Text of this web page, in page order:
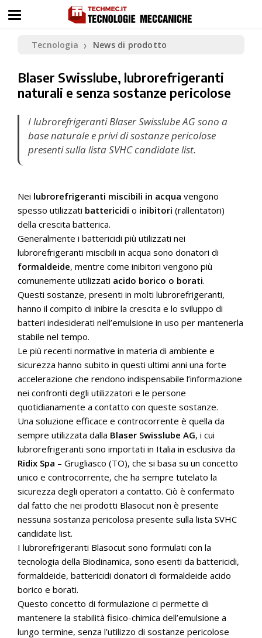
Tecnologia ❯ News di prodotto
Blaser Swisslube, lubrorefrigeranti
naturali e senza sostanze pericolose
I lubrorefrigeranti Blaser Swisslube AG sono a
base naturale e privi di sostanze pericolose
presenti sulla lista SVHC candidate list.
Nei lubrorefrigeranti miscibili in acqua vengono
spesso utilizzati battericidi o inibitori (rallentatori)
della crescita batterica.
Generalmente i battericidi più utilizzati nei
lubrorefrigeranti miscibili in acqua sono donatori di
formaldeide, mentre come inibitori vengono più
comunemente utilizzati acido borico o borati.
Questi sostanze, presenti in molti lubrorefrigeranti,
hanno il compito di inibire la crescita e lo sviluppo di
batteri indesiderati nell’emulsione in uso per mantenerla
stabile nel tempo.
Le più recenti normative in materia di ambiente e
sicurezza hanno subito in questi ultimi anni una forte
accelerazione che rendono indispensabile l’informazione
nei confronti degli utilizzatori e le persone
quotidianamente a contatto con queste sostanze.
Una soluzione efficace e controcorrente è quella da
sempre utilizzata dalla Blaser Swisslube AG, i cui
lubrorefrigeranti sono importati in Italia in esclusiva da
Ridix Spa – Grugliasco (TO), che si basa su un concetto
unico e controcorrente, che ha sempre tutelato la
sicurezza degli operatori a contatto. Ciò è confermato
dal fatto che nei prodotti Blasocut non è presente
nessuna sostanza pericolosa presente sulla lista SVHC
candidate list.
I lubrorefrigeranti Blasocut sono formulati con la
tecnologia della Biodinamica, sono esenti da battericidi,
formaldeide, battericidi donatori di formaldeide acido
borico e borati.
Questo concetto di formulazione ci permette di
mantenere la stabilità fisico-chimica dell’emulsione a
lungo termine, senza l’utilizzo di sostanze pericolose